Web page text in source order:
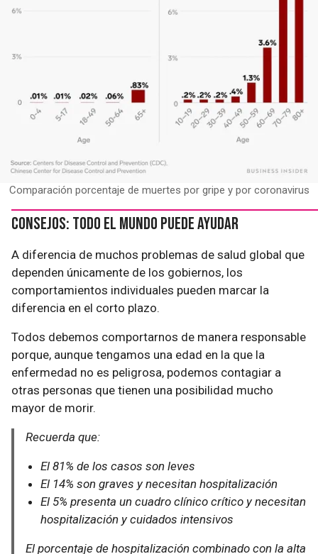
Comparación porcentaje de muertes por gripe y por coronavirus
Consejos: todo el mundo puede ayudar
A diferencia de muchos problemas de salud global que
dependen únicamente de los gobiernos, los
comportamientos individuales pueden marcar la
diferencia en el corto plazo.
Todos debemos comportarnos de manera responsable
porque, aunque tengamos una edad en la que la
enfermedad no es peligrosa, podemos contagiar a
otras personas que tienen una posibilidad mucho
mayor de morir.
Recuerda que:
El 81% de los casos son leves
El 14% son graves y necesitan hospitalización
El 5% presenta un cuadro clínico crítico y necesitan
hospitalización y cuidados intensivos
El porcentaje de hospitalización combinado con la alta